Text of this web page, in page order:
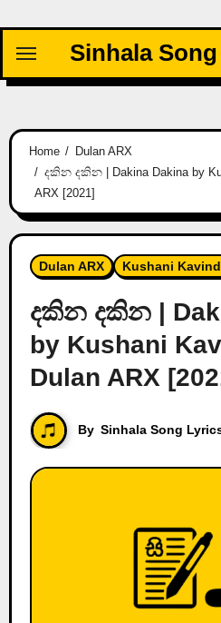
content
Sinhala
Home
Dulan ARX
දකින දකින | Dakina Dakina by
ARX [2021]
Dulan ARX Kushani
දකින දකින |
by Kushani
Dulan ARX
By Sinhala Song